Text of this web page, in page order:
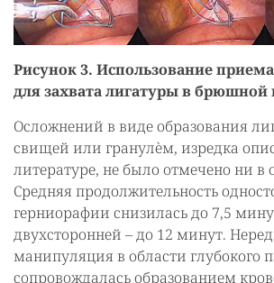
Рисунок 3. Использование
для захвата лигатуры в брюшной
Осложнений в виде образования
свищей или гранулѐм, изредка
литературе, не было отмечено ни в
Средняя продолжительность
герниорафии снизилась до 7,5
двухсторонней – до 12 минут.
манипуляция в области глубокого
сопровождалась образованием